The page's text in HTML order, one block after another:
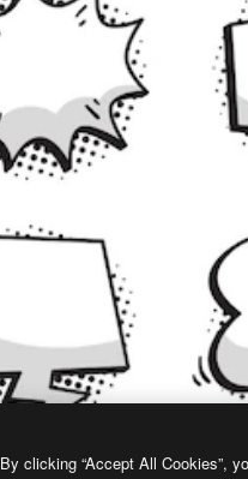
By clicking “Accept All Cookies”,